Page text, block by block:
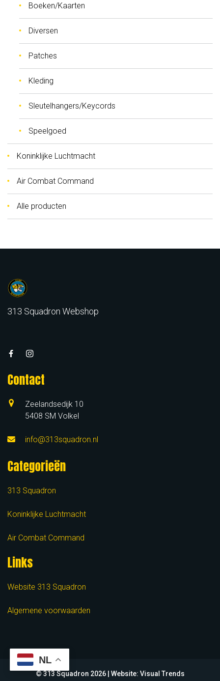
Boeken/Kaarten
Diversen
Patches
Kleding
Sleutelhangers/Keycords
Speelgoed
Koninklijke Luchtmacht
Air Combat Command
Alle producten
313 Squadron Webshop
Contact
Zeelandsedijk 10
5408 SM Volkel
info@313squadron.nl
Categorieën
313 Squadron
Koninklijke Luchtmacht
Air Combat Command
Links
Website 313 Squadron
Algemene voorwaarden
© 313 Squadron 2026| Website: Visual Trends
NL